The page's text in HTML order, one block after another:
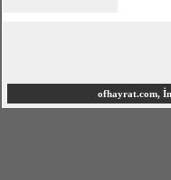
ofhayrat.com,